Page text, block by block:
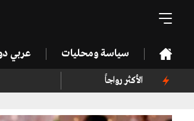
سياسة ومحليات عربي
الأكثر رواجاً